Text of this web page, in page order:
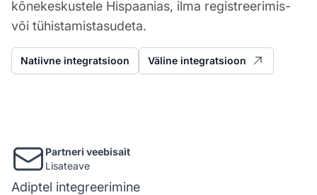
kõnekeskustele Hispaanias, ilma registreerimis-
või tühistamistasudeta.
Natiivne integratsioon Väline integratsioon
Partneri veebisait
Lisateave
Adiptel integreerimine